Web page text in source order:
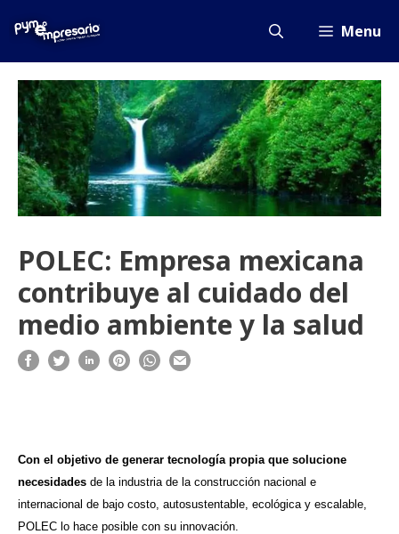
Menu
POLEC: Empresa mexicana
contribuye al cuidado del
medio ambiente y la salud
Con el objetivo de generar tecnología propia que solucione
necesidades de la industria de la construcción nacional e
internacional de bajo costo, autosustentable, ecológica y escalable,
POLEC lo hace posible con su innovación.